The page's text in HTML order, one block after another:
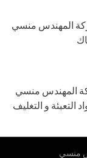
المهندس منسي
المهندس منسي
و التغليف
منسي